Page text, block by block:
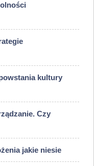
kultury
Czy
jakie niesie